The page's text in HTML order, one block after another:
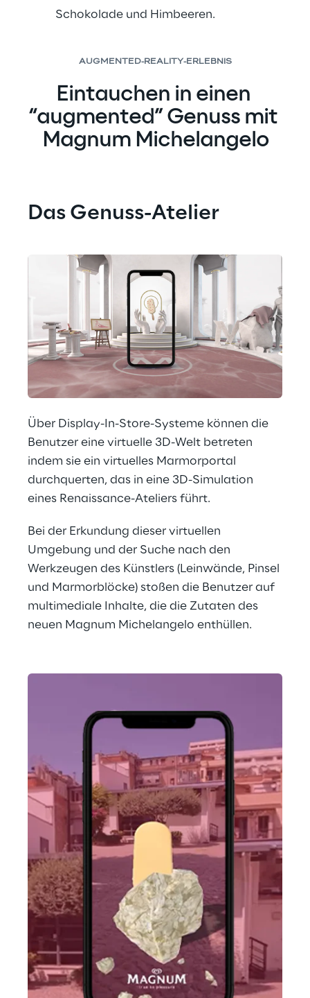
Schokolade und Himbeeren.
AUGMENTED-REALITY-ERLEBNIS
Eintauchen in einen
“augmented” Genuss mit
Magnum Michelangelo
Das Genuss-Atelier
Über Display-In-Store-Systeme können die
Benutzer eine virtuelle 3D-Welt betreten
indem sie ein virtuelles Marmorportal
durchquerten, das in eine 3D-Simulation
eines Renaissance-Ateliers führt.
Bei der Erkundung dieser virtuellen
Umgebung und der Suche nach den
Werkzeugen des Künstlers (Leinwände, Pinsel
und Marmorblöcke) stoßen die Benutzer auf
multimediale Inhalte, die die Zutaten des
neuen Magnum Michelangelo enthüllen.